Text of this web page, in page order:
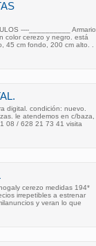
----__________ Armario
color cerezo y negro. está
45 cm fondo, 200 cm alto. .
digital. condición: nuevo.
le atendemos en c/baza,
08 / 628 21 73 41 visita
cerezo medidas 194*
irrepetibles a estrenar
y veran lo que